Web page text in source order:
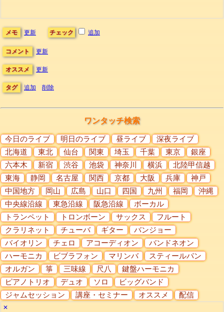
メモ 更新 チェック 追加
コメント 更新
オススメ 更新
タグ 追加 削除
ワンタッチ検索
今日のライブ 明日のライブ 昼ライブ
深夜ライブ
北海道
東北 仙台 関東 埼玉 千葉 東京
銀座
六本木
新宿 渋谷 池袋 神奈川 横浜
北陸甲信越
東海
静岡 名古屋 関西 京都 大阪 兵庫
神戸
中国地方
岡山 広島 山口 四国 九州 福岡
沖縄
中央線沿線
東急沿線 阪急沿線
ボーカル
トランペット
トロンボーン サックス
フルート
クラリネット
チューバ ギター
バンジョー
バイオリン
チェロ アコーディオン
バンドネオン
ハーモニカ
ビブラフォン マリンバ
スティールパン
オルガン
箏 三味線 尺八
鍵盤ハーモニカ
ピアノトリオ
デュオ ソロ
ビッグバンド
ジャムセッション
講座・セミナー オススメ 配信
✕